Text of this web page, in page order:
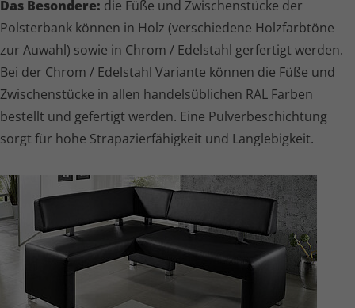
Das Besondere: die Füße und Zwischenstücke der
Polsterbank können in Holz (verschiedene Holzfarbtöne
zur Auwahl) sowie in Chrom / Edelstahl gerfertigt werden.
Bei der Chrom / Edelstahl Variante können die Füße und
Zwischenstücke in allen handels­üb­li­chen RAL Farben
bestellt und gefertigt werden. Eine Pulver­be­schich­tung
sorgt für hohe Stra­pa­zier­fä­hig­keit und Langlebigkeit.